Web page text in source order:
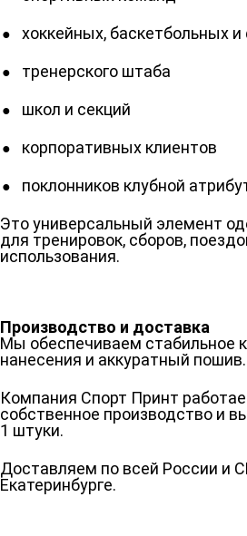
хоккейных, баскетбольных
тренерского штаба
школ и секций
корпоративных клиентов
поклонников клубной
Это универсальный элемент
для тренировок, сборов,
использования.
Производство и доставка
Мы обеспечиваем стабильное
нанесения и аккуратный пошив.
Компания Спорт Принт
собственное производство и
1 штуки.
Доставляем по всей России и
Екатеринбурге.